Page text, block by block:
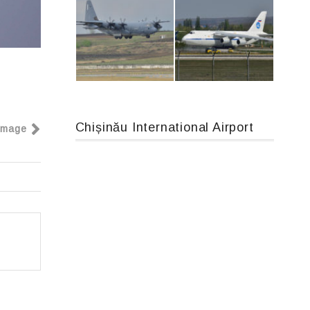
Airbus A319-114 D-AILN, Lufthansa, Франкфурт-Кишинев, 24/06/18 An12, UR-CGV
Chișinău International Airport